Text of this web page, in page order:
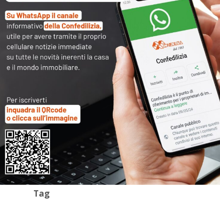
Archivi
Categorie
Tag